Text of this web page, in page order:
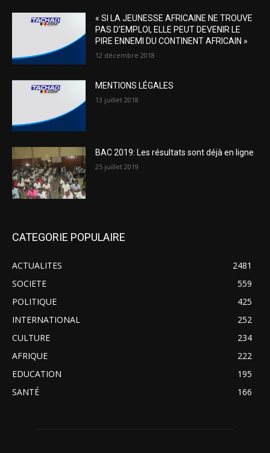
« SI LA JEUNESSE AFRICAINE NE TROUVE
PAS D’EMPLOI, ELLE PEUT DEVENIR LE
PIRE ENNEMI DU CONTINENT AFRICAIN »
12 décembre 2018
MENTIONS LÉGALES
13 juillet 2018
BAC 2019: Les résultats sont déjà en ligne
25 juillet 2019
CATEGORIE POPULAIRE
ACTUALITES
2481
SOCIETE
559
POLITIQUE
425
INTERNATIONAL
252
CULTURE
234
AFRIQUE
222
EDUCATION
195
SANTÉ
166